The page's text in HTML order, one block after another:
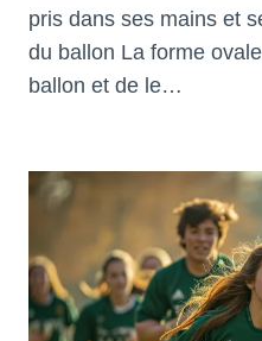
pris dans ses mains et
du ballon La forme
ballon et de le…